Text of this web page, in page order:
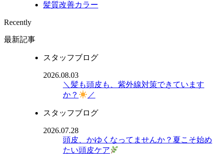
髪質改善カラー
Recently
最新記事
スタッフブログ
2026.08.03
＼髪も頭皮も、紫外線対策できています
か？
／
スタッフブログ
2026.07.28
頭皮、かゆくなってませんか？夏こそ始め
たい頭皮ケア